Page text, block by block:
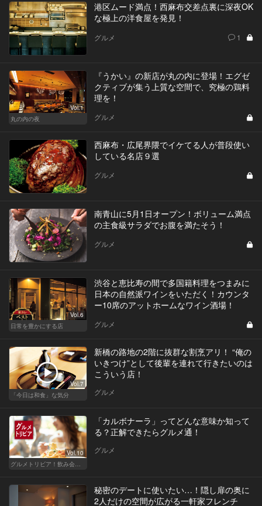
港区ムード満点！西麻布交差点裏に深夜OK
な極上の洋食屋を発見！
グルメ 1
Vol.1
丸の内の夜
『うかい』の新店が丸の内に登場！エグゼ
クティブが集う上質な空間で、究極の鶏料
理を！
グルメ
西麻布・広尾界隈でイケてる人が普段使い
している名店９選
グルメ
南青山に5月1日オープン！ボリューム満点
の主食級サラダでお腹を満たそう！
グルメ
Vol.6
日常を豊かにする店
渋谷と恵比寿の間で多国籍料理をつまみに
日本の自然派ワインをいただく！カウンタ
ー10席のアットホームなワイン酒場！
グルメ
Vol.7
「今日は和食」な気分
新橋の路地の2階に抜群な割烹アリ！ “俺の
いきつけ”として後輩を連れて行きたいのは
こういう店！
グルメ
Vol.10
グルメトリビア！飲み会やデートで会話のネタになるQ＆A
「カルボナーラ」ってどんな意味か知って
る？正解できたらグルメ通！
グルメ
秘密のデートに使いたい…！隠し扉の奥に
2人だけの空間が広がる一軒家フレンチ